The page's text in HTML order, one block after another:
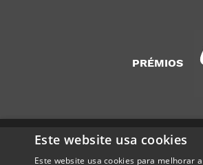
PRÉMIOS
Este website usa cookies
Este website usa cookies para melhorar